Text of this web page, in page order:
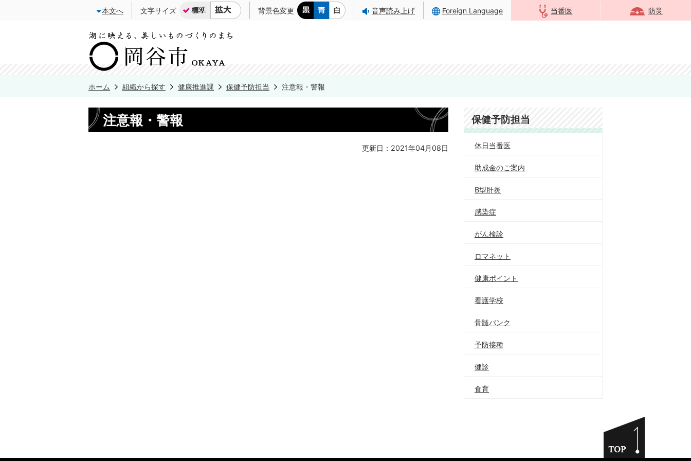
本文へ 文字サイズ 背景色変更 音声読み上げ Foreign Language 当番医 防災
ホーム 組織から探す 健康推進課 保健予防担当 注意報・警報
注意報・警報
更新日：2021年04月08日
保健予防担当
休日当番医
助成金のご案内
B型肝炎
感染症
がん検診
ロマネット
健康ポイント
看護学校
骨髄バンク
予防接種
健診
食育